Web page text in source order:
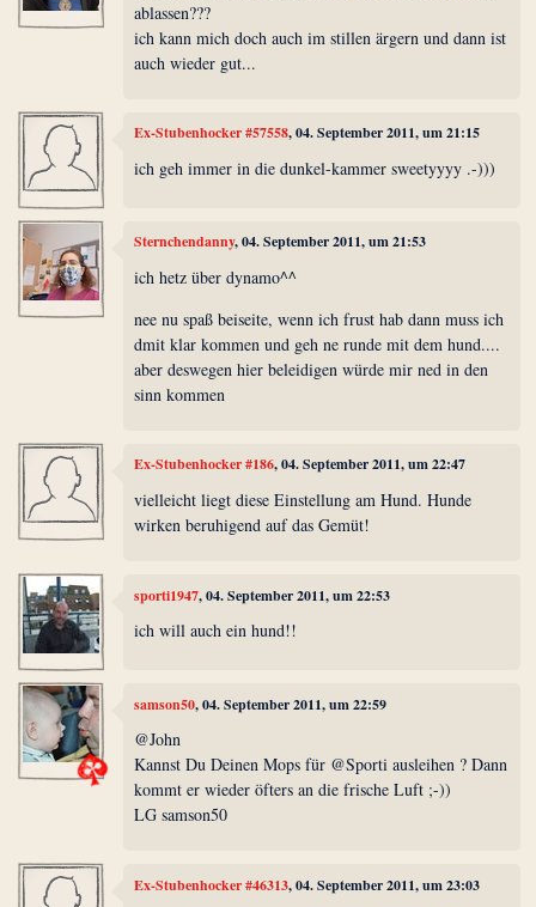
ablassen???
ich kann mich doch auch im stillen ärgern und dann ist
auch wieder gut...
Ex-Stubenhocker #57558, 04. September 2011, um 21:15
ich geh immer in die dunkel-kammer sweetyyyy .-)))
Sternchendanny, 04. September 2011, um 21:53
ich hetz über dynamo^^
nee nu spaß beiseite, wenn ich frust hab dann muss ich
dmit klar kommen und geh ne runde mit dem hund....
aber deswegen hier beleidigen würde mir ned in den
sinn kommen
Ex-Stubenhocker #186, 04. September 2011, um 22:47
vielleicht liegt diese Einstellung am Hund. Hunde
wirken beruhigend auf das Gemüt!
sporti1947, 04. September 2011, um 22:53
ich will auch ein hund!!
samson50, 04. September 2011, um 22:59
@John
Kannst Du Deinen Mops für @Sporti ausleihen ? Dann
kommt er wieder öfters an die frische Luft ;-))
LG samson50
Ex-Stubenhocker #46313, 04. September 2011, um 23:03